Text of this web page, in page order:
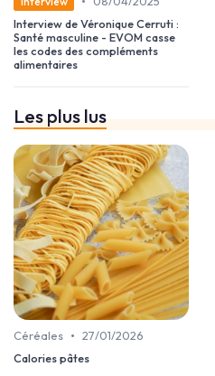
Interview de Véronique Cerruti :
Santé masculine - EVOM casse
les codes des compléments
alimentaires
Les plus lus
Céréales • 27/01/2026
Calories pâtes